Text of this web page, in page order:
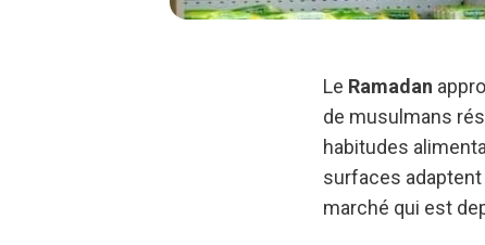
Le Ramadan
de musulmans
habitudes
surfaces
marché qui est